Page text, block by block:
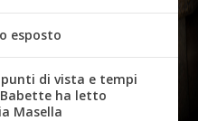
esposto
di vista e tempi
Babette ha letto
Masella